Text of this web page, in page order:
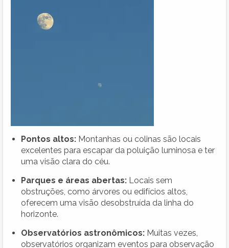
Pontos altos: Montanhas ou colinas são locais
excelentes para escapar da poluição luminosa e ter
uma visão clara do céu.
Parques e áreas abertas: Locais sem
obstruções, como árvores ou edifícios altos,
oferecem uma visão desobstruída da linha do
horizonte.
Observatórios astronômicos: Muitas vezes,
observatórios organizam eventos para observação